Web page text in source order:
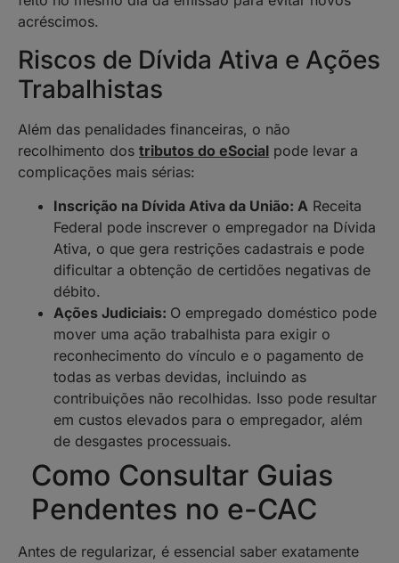
acréscimos.
Riscos de Dívida Ativa e Ações
Trabalhistas
Além das penalidades financeiras, o não
recolhimento dos tributos do eSocial pode levar a
complicações mais sérias:
Inscrição na Dívida Ativa da União: A Receita
Federal pode inscrever o empregador na Dívida
Ativa, o que gera restrições cadastrais e pode
dificultar a obtenção de certidões negativas de
débito.
Ações Judiciais: O empregado doméstico pode
mover uma ação trabalhista para exigir o
reconhecimento do vínculo e o pagamento de
todas as verbas devidas, incluindo as
contribuições não recolhidas. Isso pode resultar
em custos elevados para o empregador, além
de desgastes processuais.
Como Consultar Guias
Pendentes no e-CAC
Antes de regularizar, é essencial saber exatamente